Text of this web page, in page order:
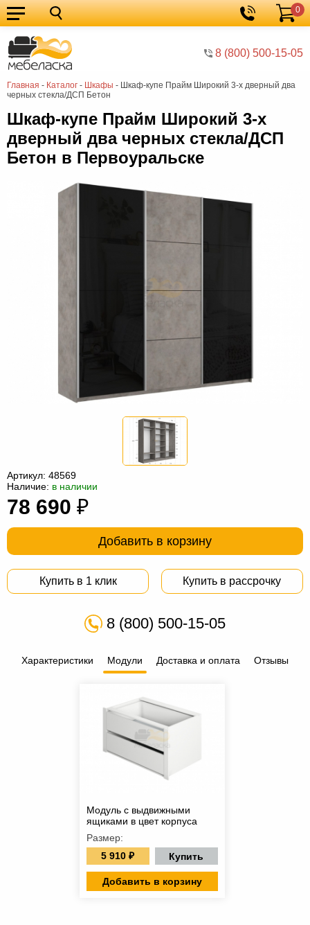
8 (800) 500-15-05
Корзина
0
Главная - Каталог - Шкафы - Шкаф-купе Прайм Широкий 3-х дверный два
черных стекла/ДСП Бетон
Кухонные
гарнитуры
Мебель
для
кухни
Мебель
для
спальни
Кровати
Шкафы
Диваны
Мягкая
из
ротанга
Садовая
мебель
Косметологическое
оборудование
Шкаф-купе Прайм Широкий 3-х
дверный два черных стекла/ДСП
Бетон в Первоуральске
Артикул: 48569
Наличие: в наличии
78 690 ₽
Добавить в корзину
Купить в 1 клик Купить в рассрочку
8 (800) 500-15-05
Характеристики Модули Доставка и оплата Отзывы
Модуль с выдвижными
ящиками в цвет корпуса
Размер:
5 910 ₽
Купить
Добавить в корзину